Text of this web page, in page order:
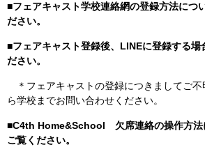
■フェアキャスト学校連絡網の登録方法につ
ださい。
■フェアキャスト登録後、LINEに登録する場
ださい。
＊フェアキャストの登録につきましてご不
ら学校までお問い合わせください。
■C4th Home&School 欠席連絡の操作方法
ご覧ください。